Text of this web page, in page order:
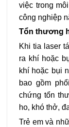
việc trong
công nghiệp
Tổn thương
Khi tia laser
ra khí hoặc
khí hoặc bụi
bao gồm
chứng tổn
ho, khó thở,
Trẻ em và